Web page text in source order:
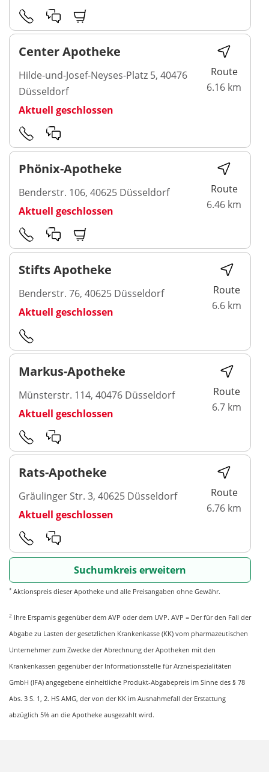
Center Apotheke
Hilde-und-Josef-Neyses-Platz 5, 40476
Düsseldorf
Aktuell geschlossen
Route
6.16 km
Phönix-Apotheke
Benderstr. 106, 40625 Düsseldorf
Aktuell geschlossen
Route
6.46 km
Stifts Apotheke
Benderstr. 76, 40625 Düsseldorf
Aktuell geschlossen
Route
6.6 km
Markus-Apotheke
Münsterstr. 114, 40476 Düsseldorf
Aktuell geschlossen
Route
6.7 km
Rats-Apotheke
Gräulinger Str. 3, 40625 Düsseldorf
Aktuell geschlossen
Route
6.76 km
Suchumkreis erweitern
* Aktionspreis dieser Apotheke und alle Preisangaben ohne Gewähr.
2 Ihre Ersparnis gegenüber dem AVP oder dem UVP. AVP = Der für den Fall der
Abgabe zu Lasten der gesetzlichen Krankenkasse (KK) vom pharmazeutischen
Unternehmer zum Zwecke der Abrechnung der Apotheken mit den
Krankenkassen gegenüber der Informationsstelle für Arzneispezialitäten
GmbH (IFA) angegebene einheitliche Produkt-Abgabepreis im Sinne des § 78
Abs. 3 S. 1, 2. HS AMG, der von der KK im Ausnahmefall der Erstattung
abzüglich 5% an die Apotheke ausgezahlt wird.